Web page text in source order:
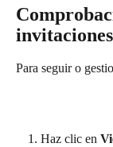
invitaciones
Para seguir o
Haz clic en